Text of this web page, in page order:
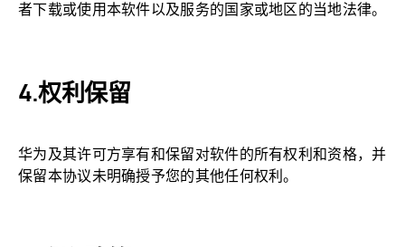
者下载或使用本软件以及服务的国家或地区的当地法律。
权利保留
华为及其许可方享有和保留对软件的所有权利和资格，并
保留本协议未明确授予您的其他任何权利。